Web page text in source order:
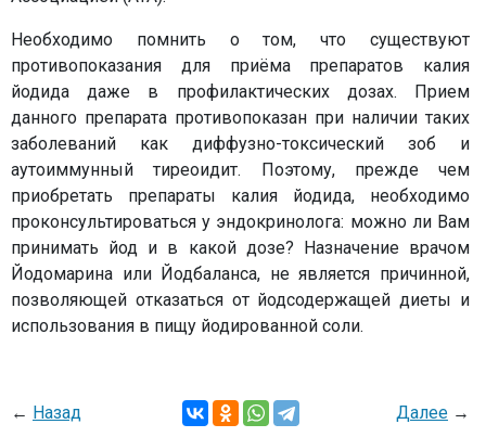
Необходимо помнить о том, что существуют
противопоказания для приёма препаратов калия
йодида даже в профилактических дозах. Прием
данного препарата противопоказан при наличии таких
заболеваний как диффузно-токсический зоб и
аутоиммунный тиреоидит. Поэтому, прежде чем
приобретать препараты калия йодида, необходимо
проконсультироваться у эндокринолога: можно ли Вам
принимать йод и в какой дозе? Назначение врачом
Йодомарина или Йодбаланса, не является причинной,
позволяющей отказаться от йодсодержащей диеты и
использования в пищу йодированной соли.
← Назад Далее →